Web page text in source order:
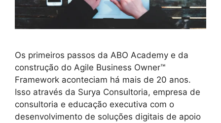
Os primeiros passos da ABO Academy e da
construção do Agile Business Owner™
Framework aconteciam há mais de 20 anos.
Isso através da Surya Consultoria, empresa de
consultoria e educação executiva com o
desenvolvimento de soluções digitais de apoio